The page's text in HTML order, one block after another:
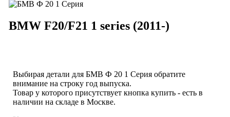
BMW F20/F21 1 series (2011-)
Выбирая детали для БМВ Ф 20 1 Cерия обратите
внимание на строку год выпуска.
Товар у которого присутствует кнопка купить - есть в
наличии на складе в Москве.